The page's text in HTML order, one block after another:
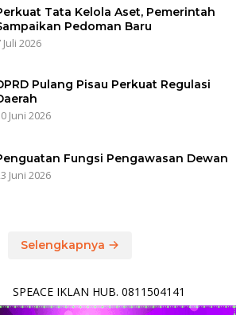
Tata Kelola Aset, Pemerintah
Pedoman Baru
Juli 2026
Pulang Pisau Perkuat Regulasi
Juni 2026
Fungsi Pengawasan Dewan
Juni 2026
Selengkapnya
SPEACE IKLAN HUB. 0811504141